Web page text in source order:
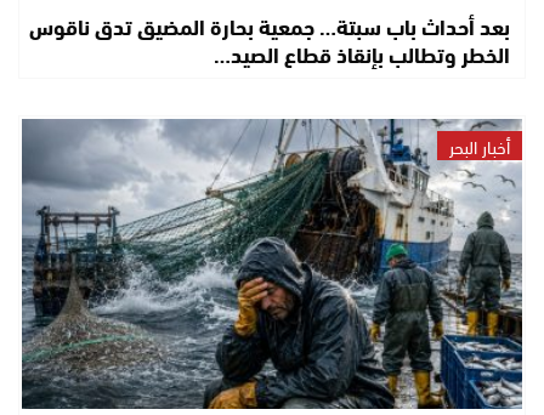
بعد أحداث باب سبتة… جمعية بحارة المضيق تدق ناقوس
الخطر وتطالب بإنقاذ قطاع الصيد…
أخبار البحر